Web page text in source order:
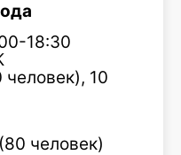
18:30
10
человек)